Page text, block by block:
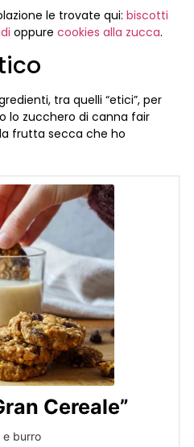
le trovate qui: biscotti
oppure cookies alla zucca.
tra quelli “etici”, per
lo zucchero di canna fair
frutta secca che ho
Cereale”
e burro